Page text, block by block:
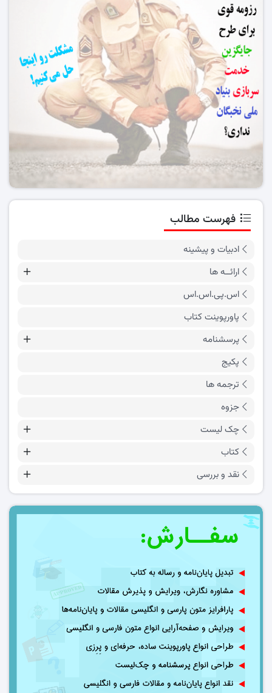
فهرست مطالب
ادبیات و پیشینه
ارائــه ها
اس.پی.اس.اس
پاورپوینت کتاب
پرسشنامه
پکیج
ترجمه ها
جزوه
چک لیست
کتاب
نقد و بررسی